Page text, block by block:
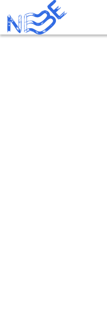
Doorgaan naar inhoud